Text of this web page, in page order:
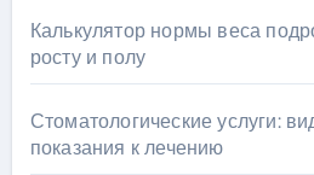
Калькулятор нормы веса
росту и полу
Стоматологические услуги:
показания к лечению